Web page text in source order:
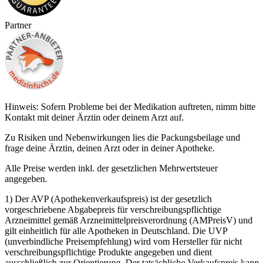
Partner
Hinweis: Sofern Probleme bei der Medikation auftreten, nimm bitte
Kontakt mit deiner Ärztin oder deinem Arzt auf.
Zu Risiken und Nebenwirkungen lies die Packungsbeilage und
frage deine Ärztin, deinen Arzt oder in deiner Apotheke.
Alle Preise werden inkl. der gesetzlichen Mehrwertsteuer
angegeben.
1) Der AVP (Apothekenverkaufspreis) ist der gesetzlich
vorgeschriebene Abgabepreis für verschreibungspflichtige
Arzneimittel gemäß Arzneimittelpreisverordnung (AMPreisV) und
gilt einheitlich für alle Apotheken in Deutschland. Die UVP
(unverbindliche Preisempfehlung) wird vom Hersteller für nicht
verschreibungspflichtige Produkte angegeben und dient